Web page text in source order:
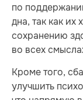
по
дна, так как
сохранению
во всех
Кроме того,
улучшить